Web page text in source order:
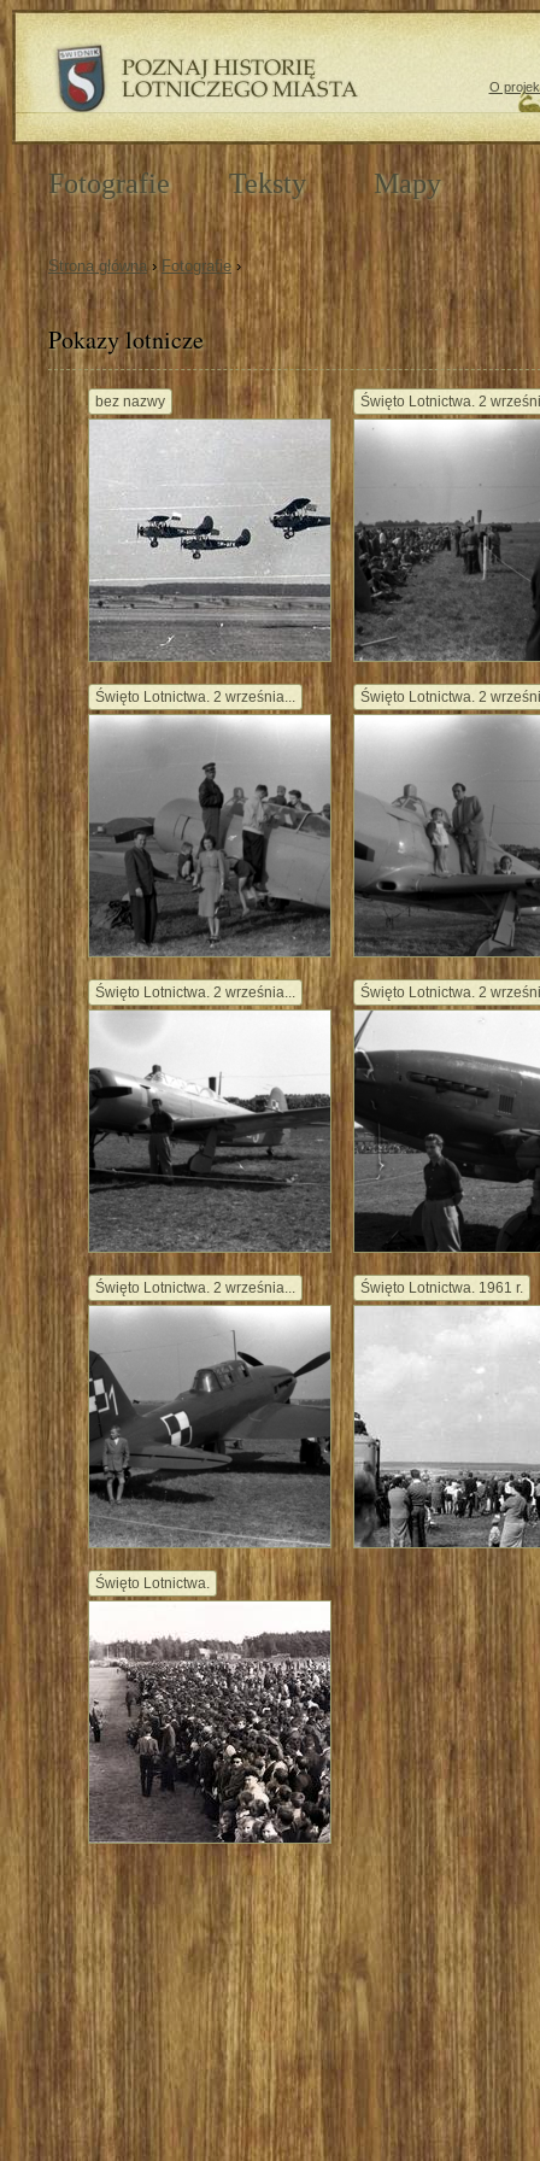
Strona główna › Fotografie ›
Pokazy lotnicze
bez nazwy Święto Lotnictwa. 2
Święto Lotnictwa. 2 września... Święto Lotnictwa. 2
Święto Lotnictwa. 2 września... Święto Lotnictwa. 2
Święto Lotnictwa. 2 września... Święto Lotnictwa. 1961 r.
Święto Lotnictwa.
Fotografie Teksty Mapy
O